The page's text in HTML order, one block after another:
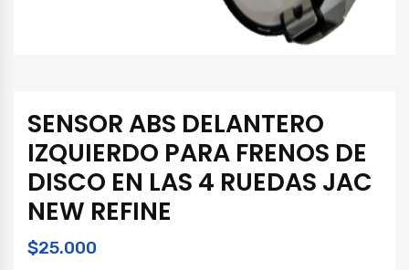
SENSOR ABS DELANTERO
IZQUIERDO PARA FRENOS DE
DISCO EN LAS 4 RUEDAS JAC
NEW REFINE
$25.000